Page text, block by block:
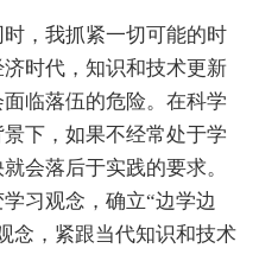
，我抓紧一切可能的时
时代，知识和技术更新
临落伍的危险。在科学
下，如果不经常处于学
会落后于实践的要求。
习观念，确立“边学边
念，紧跟当代知识和技术